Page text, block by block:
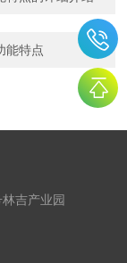
能特点
吉产业园